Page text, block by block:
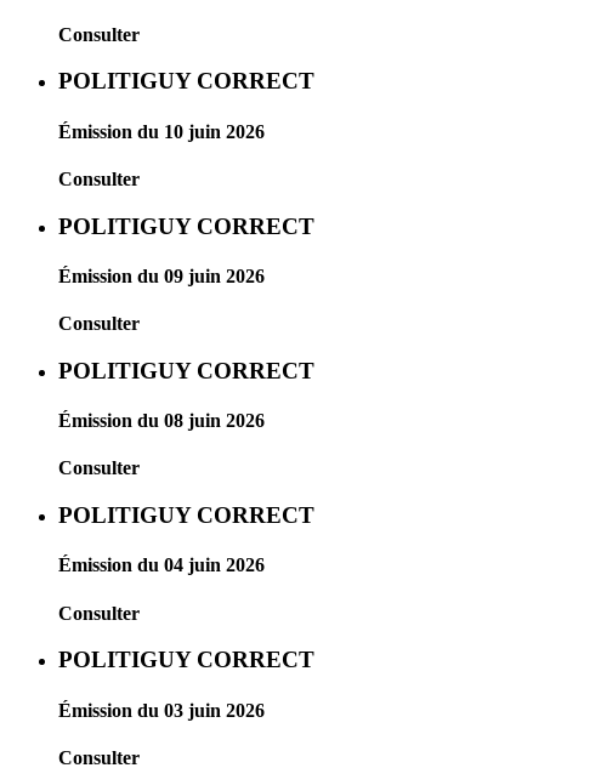
Consulter
POLITIGUY CORRECT
Émission du 10 juin 2026
Consulter
POLITIGUY CORRECT
Émission du 09 juin 2026
Consulter
POLITIGUY CORRECT
Émission du 08 juin 2026
Consulter
POLITIGUY CORRECT
Émission du 04 juin 2026
Consulter
POLITIGUY CORRECT
Émission du 03 juin 2026
Consulter